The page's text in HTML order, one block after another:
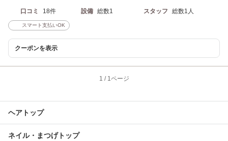
口コミ 18件 設備 総数1 スタッフ 総数1人
スマート支払いOK
クーポンを表示
1 / 1ページ
ヘアトップ
ネイル・まつげトップ